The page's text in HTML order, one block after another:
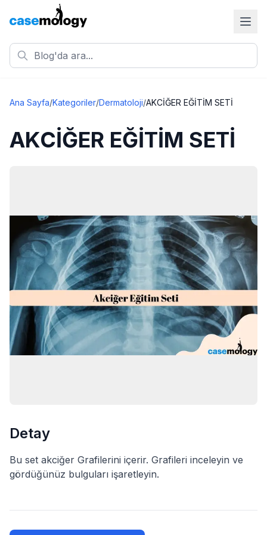
Ana Sayfa/Kategoriler/Dermatoloji/AKCİĞER EĞİTİM SETİ
AKCİĞER EĞİTİM SETİ
Detay
Bu set akciğer Grafilerini içerir. Grafileri inceleyin ve
gördüğünüz bulguları işaretleyin.